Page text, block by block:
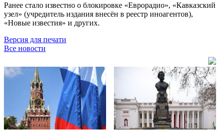
Ранее стало известно о блокировке «Еврорадио», «Кавказский
узел» (учредитель издания внесён в реестр иноагентов),
«Новые известия» и других.
Версия для печати
Все новости